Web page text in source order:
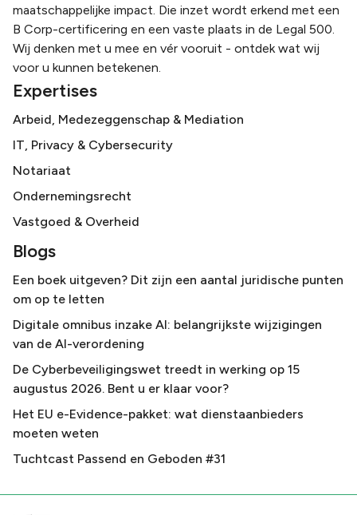
maatschappelijke impact. Die inzet wordt erkend met een
B Corp-certificering en een vaste plaats in de Legal 500.
Wij denken met u mee en vér vooruit - ontdek wat wij
voor u kunnen betekenen.
Expertises
Arbeid, Medezeggenschap & Mediation
IT, Privacy & Cybersecurity
Notariaat
Ondernemingsrecht
Vastgoed & Overheid
Blogs
Een boek uitgeven? Dit zijn een aantal juridische punten
om op te letten
Digitale omnibus inzake AI: belangrijkste wijzigingen
van de AI-verordening
De Cyberbeveiligingswet treedt in werking op 15
augustus 2026. Bent u er klaar voor?
Het EU e-Evidence-pakket: wat dienstaanbieders
moeten weten
Tuchtcast Passend en Geboden #31